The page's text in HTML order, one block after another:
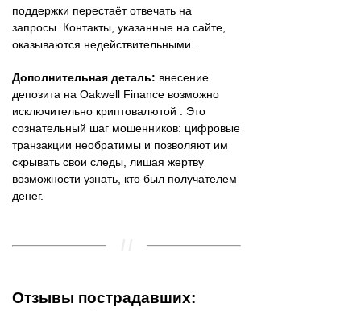
поддержки перестаёт отвечать на
запросы. Контакты, указанные на сайте,
оказываются недействительными .
Дополнительная деталь: внесение
депозита на Oakwell Finance возможно
исключительно криптовалютой . Это
сознательный шаг мошенников: цифровые
транзакции необратимы и позволяют им
скрывать свои следы, лишая жертву
возможности узнать, кто был получателем
денег.
Отзывы пострадавших: